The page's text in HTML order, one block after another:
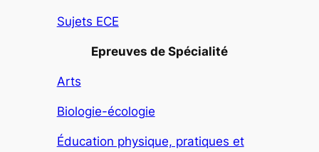
Sujets ECE
Epreuves de Spécialité
Arts
Biologie-écologie
Éducation physique, pratiques et